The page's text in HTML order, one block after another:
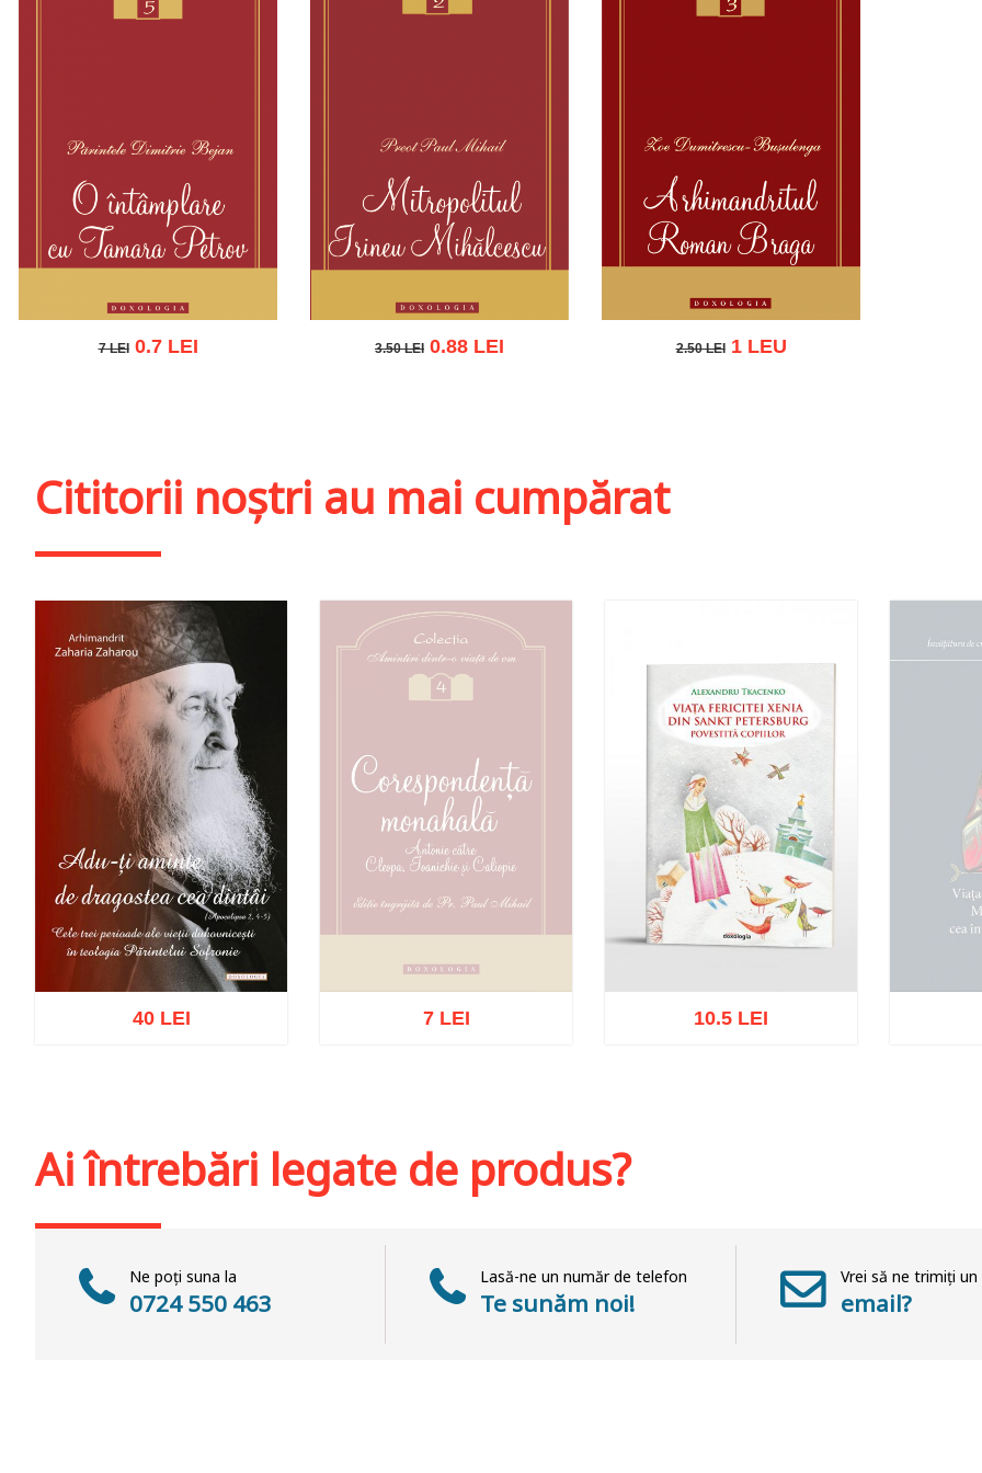
7 LEI0.7 LEI 3.50 LEI 0.88 LEI 2.50 LEI1 LEU
Cititorii noștri au mai cumpărat
40 LEI 7 LEI 10.5 LEI
Ai întrebări legate de produs?
Ne poți suna la
0724 550 463
Lasă-ne un număr de telefon
Te sunăm noi!
Vrei să ne trimiți un
email?